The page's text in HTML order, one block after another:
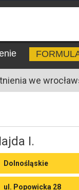
we
I.
Dolnośląskie
ul. Popowicka 28